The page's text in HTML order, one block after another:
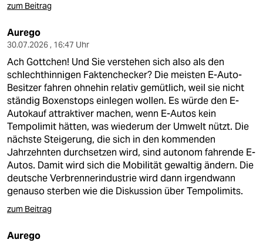
zum Beitrag
Aurego
30.07.2026 , 16:47 Uhr
Ach Gottchen! Und Sie verstehen sich also als den
schlechthinnigen Faktenchecker? Die meisten E-Auto-
Besitzer fahren ohnehin relativ gemütlich, weil sie nicht
ständig Boxenstops einlegen wollen. Es würde den E-
Autokauf attraktiver machen, wenn E-Autos kein
Tempolimit hätten, was wiederum der Umwelt nützt. Die
nächste Steigerung, die sich in den kommenden
Jahrzehnten durchsetzen wird, sind autonom fahrende E-
Autos. Damit wird sich die Mobilität gewaltig ändern. Die
deutsche Verbrennerindustrie wird dann irgendwann
genauso sterben wie die Diskussion über Tempolimits.
zum Beitrag
Aurego